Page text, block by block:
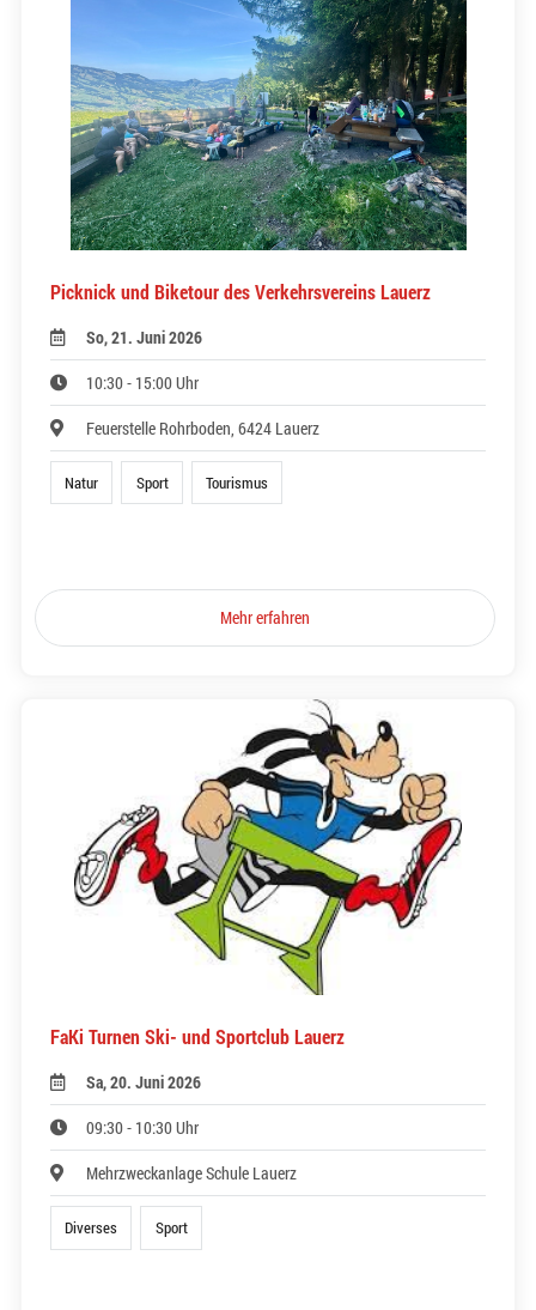
Picknick und Biketour des Verkehrsvereins Lauerz
So, 21. Juni 2026
10:30 - 15:00 Uhr
Feuerstelle Rohrboden, 6424 Lauerz
Natur Sport Tourismus
Mehr erfahren
FaKi Turnen Ski- und Sportclub Lauerz
Sa, 20. Juni 2026
09:30 - 10:30 Uhr
Mehrzweckanlage Schule Lauerz
Diverses Sport